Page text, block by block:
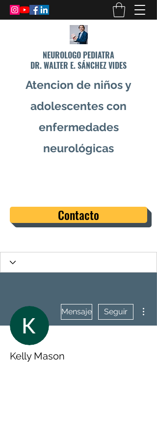
NEUROLOGO PEDIATRA
DR. WALTER E. SÁNCHEZ VIDES
Atencion de niños y
adolescentes con
enfermedades
neurológicas
Contacto
Mensaje Seguir
Kelly Mason